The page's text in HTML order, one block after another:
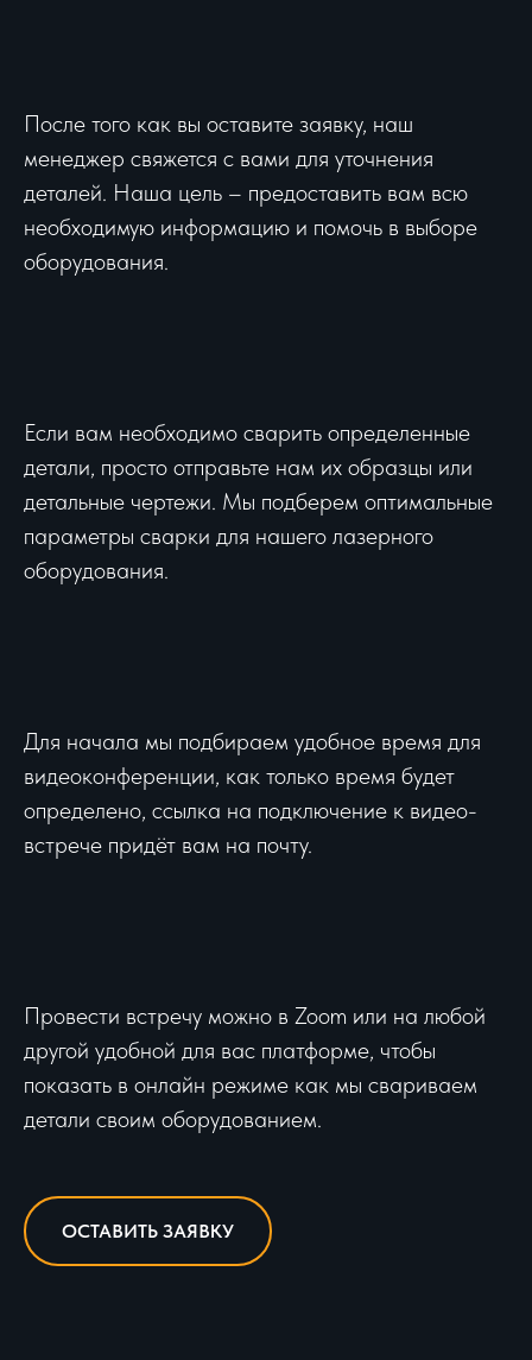
После того как вы оставите заявку, наш
менеджер свяжется с вами для уточнения
деталей. Наша цель – предоставить вам всю
необходимую информацию и помочь в выборе
оборудования.
Если вам необходимо сварить определенные
детали, просто отправьте нам их образцы или
детальные чертежи. Мы подберем оптимальные
параметры сварки для нашего лазерного
оборудования.
Для начала мы подбираем удобное время для
видеоконференции, как только время будет
определено, ссылка на подключение к видео-
встрече придёт вам на почту.
Провести встречу можно в Zoom или на любой
другой удобной для вас платформе, чтобы
показать в онлайн режиме как мы свариваем
детали своим оборудованием.
ОСТАВИТЬ ЗАЯВКУ